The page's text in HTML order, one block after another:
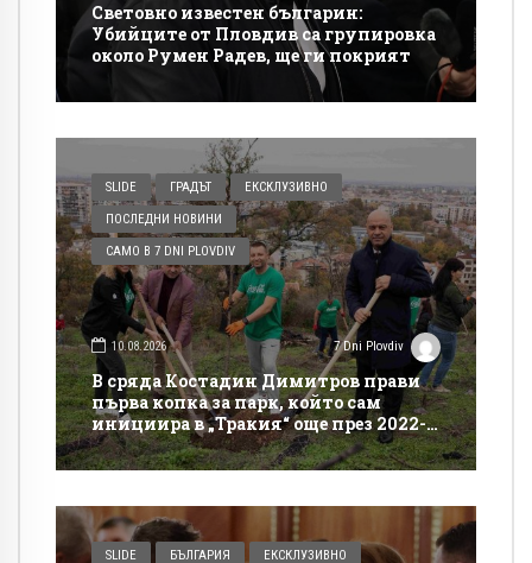
Световно известен българин:
Убийците от Пловдив са групировка
около Румен Радев, ще ги покрият
SLIDE ГРАДЪТ ЕКСКЛУЗИВНО
ПОСЛЕДНИ НОВИНИ
САМО В 7 DNI PLOVDIV
10.08.2026 7 Dni Plovdiv
В сряда Костадин Димитров прави
първа копка за парк, който сам
инициира в „Тракия“ още през 2022-
ра
SLIDE БЪЛГАРИЯ ЕКСКЛУЗИВНО